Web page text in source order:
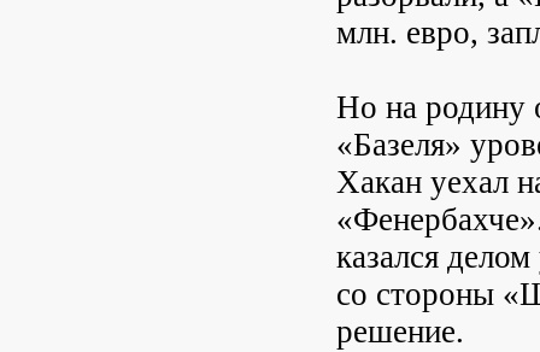
млн. евро,
Но на родину
«Базеля»
Хакан уехал
казался
со стороны
решение.